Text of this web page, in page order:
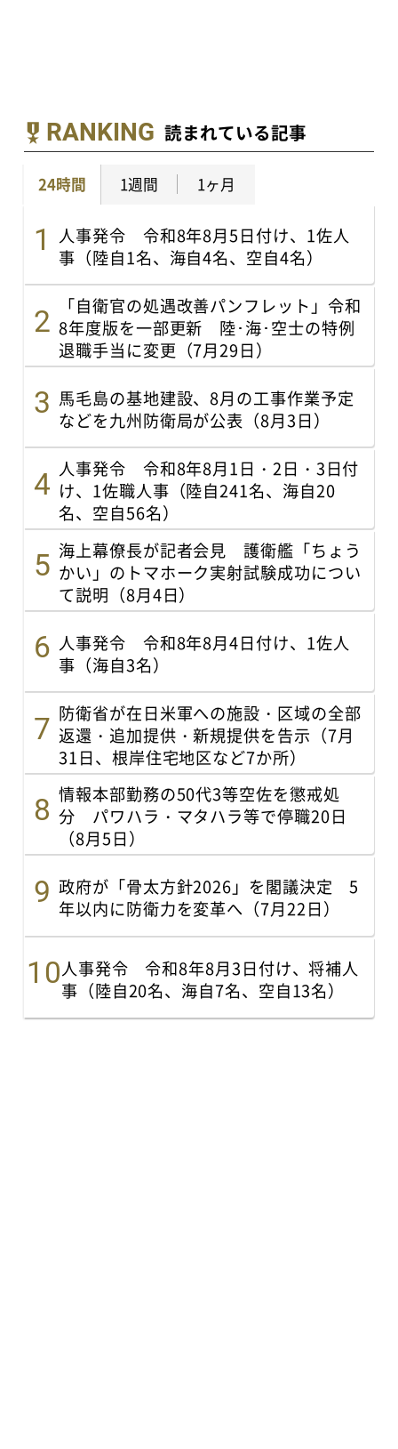
RANKING 読まれている記事
24時間 1週間 1ヶ月
人事発令 令和8年8月5日付け、1佐人
事（陸自1名、海自4名、空自4名）
「自衛官の処遇改善パンフレット」令和
8年度版を一部更新 陸･海･空士の特例
退職手当に変更（7月29日）
馬毛島の基地建設、8月の工事作業予定
などを九州防衛局が公表（8月3日）
人事発令 令和8年8月1日・2日・3日付
け、1佐職人事（陸自241名、海自20
名、空自56名）
海上幕僚長が記者会見 護衛艦「ちょう
かい」のトマホーク実射試験成功につい
て説明（8月4日）
人事発令 令和8年8月4日付け、1佐人
事（海自3名）
防衛省が在日米軍への施設・区域の全部
返還・追加提供・新規提供を告示（7月
31日、根岸住宅地区など7か所）
情報本部勤務の50代3等空佐を懲戒処
分 パワハラ・マタハラ等で停職20日
（8月5日）
政府が「骨太方針2026」を閣議決定 5
年以内に防衛力を変革へ（7月22日）
人事発令 令和8年8月3日付け、将補人
事（陸自20名、海自7名、空自13名）